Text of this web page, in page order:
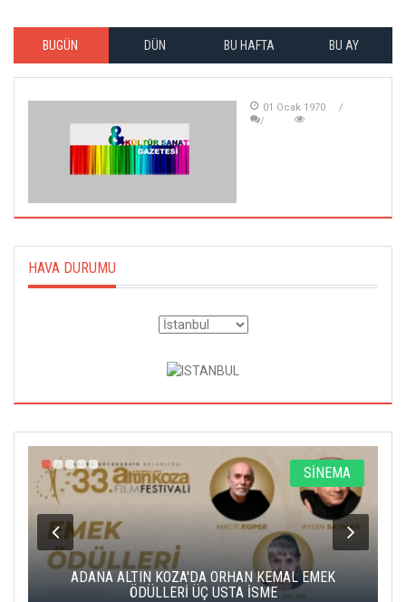
BUGÜN DÜN BU HAFTA BU AY
01 Ocak 1970
HAVA DURUMU
SİNEMA
ADANA ALTIN KOZA'DA ORHAN KEMAL EMEK
ÖDÜLLERİ ÜÇ USTA İSME